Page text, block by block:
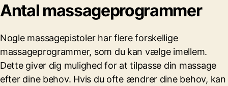
Antal massageprogrammer
Nogle massagepistoler har flere forskellige
massageprogrammer, som du kan vælge imellem.
Dette giver dig mulighed for at tilpasse din massage
efter dine behov. Hvis du ofte ændrer dine behov, kan